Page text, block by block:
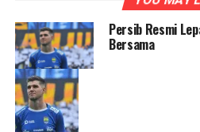
Persib Resmi
Bersama